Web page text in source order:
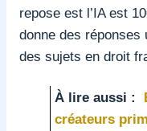
repose est l’IA est
donne des
des sujets en droit
À lire aussi :
créateurs